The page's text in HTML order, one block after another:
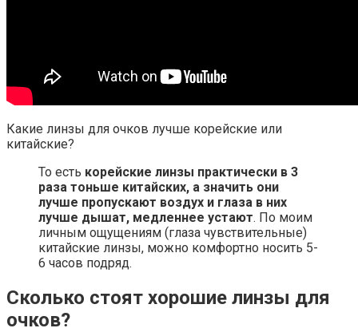
Какие линзы для очков лучше корейские или
китайские?
То есть корейские линзы практически в 3
раза тоньше китайских, а значить они
лучше пропускают воздух и глаза в них
лучше дышат, медленнее устают. По моим
личным ощущениям (глаза чувствительные)
китайские линзы, можно комфортно носить 5-
6 часов подряд.
Сколько стоят хорошие линзы для
очков?